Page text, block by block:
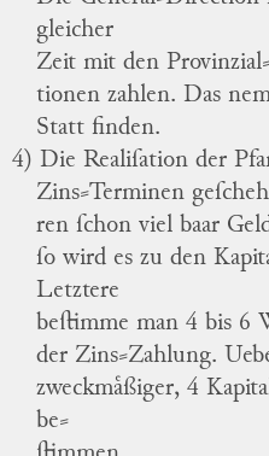
gleicher
Zeit mit den
tionen zahlen. Das
Statt finden.
4) Die Realiſation der
Zins⸗Terminen
ren ſchon viel baar
ſo wird es zu den
Letztere
beſtimme man 4 bis 6
der Zins⸗Zahlung.
zweckmaͤßiger, 4
be⸗